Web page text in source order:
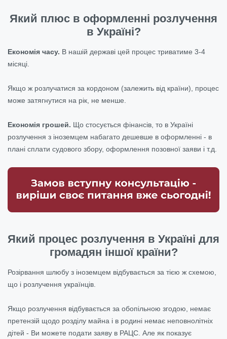
Який плюс в оформленні розлучення
в Україні?
Економія часу. В нашій державі цей процес триватиме 3-4
місяці.
Якщо ж розлучатися за кордоном (залежить від країни), процес
може затягнутися на рік, не менше.
Економія грошей. Що стосується фінансів, то в Україні
розлучення з іноземцем набагато дешевше в оформленні - в
плані сплати судового збору, оформлення позовної заяви і т.д.
Який процес розлучення в Україні для
громадян іншої країни?
Розірвання шлюбу з іноземцем відбувається за тією ж схемою,
що і розлучення українців.
Якщо розлучення відбувається за обопільною згодою, немає
претензій щодо розділу майна і в родині немає неповнолітніх
дітей - Ви можете подати заяву в РАЦС. Але як показує